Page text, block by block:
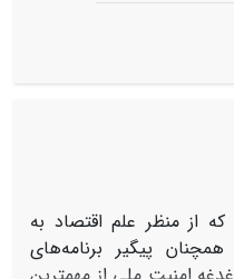
ملی، بزه‌انگاری شروع به
از منظر علم اقتصاد به
پیگیر برنامه‌های